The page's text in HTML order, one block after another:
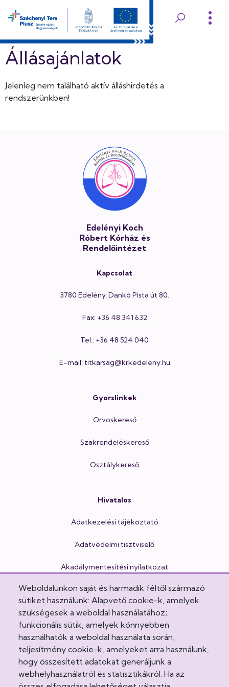
tartalomraEdelényi
Koch
Róbert
Kórház
Rendelőintézet
Állásajánlatok
Jelenleg nem található aktív álláshirdetés a
rendszerünkben!
Edelényi Koch
Róbert Kórház és
Rendelőintézet
Kapcsolat
3780 Edelény, Dankó Pista út 80.
Fax: +36 48 341 632
Tel.: +36 48 524 040
E-mail: titkarsag@krkedeleny.hu
Gyorslinkek
Orvoskereső
Szakrendeléskereső
Osztálykereső
Hivatalos
Adatkezelési tájékoztató
Adatvédelmi tisztviselő
Akadálymentesítési nyilatkozat
Cookie Policy
Egészségvonal
Felhasználási feltételek
Impresszum
Intézeti házirend
Weboldalunkon saját és harmadik féltől származó
sütiket használunk: Alapvető cookie-k, amelyek
szükségesek a weboldal használatához;
funkcionális sütik, amelyek könnyebben
használhatók a weboldal használata során;
teljesítmény cookie-k, amelyeket arra használunk,
hogy összesített adatokat generáljunk a
webhelyhasználatról és statisztikákról. Ha az